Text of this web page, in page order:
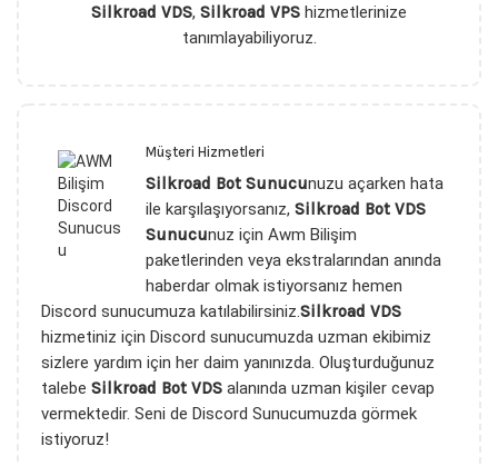
Silkroad VDS, Silkroad VPS hizmetlerinize
tanımlayabiliyoruz.
Müşteri Hizmetleri
Silkroad Bot Sunucunuzu açarken hata
ile karşılaşıyorsanız, Silkroad Bot VDS
Sunucunuz için Awm Bilişim
paketlerinden veya ekstralarından anında
haberdar olmak istiyorsanız hemen
Discord sunucumuza katılabilirsiniz.Silkroad VDS
hizmetiniz için Discord sunucumuzda uzman ekibimiz
sizlere yardım için her daim yanınızda. Oluşturduğunuz
talebe Silkroad Bot VDS alanında uzman kişiler cevap
vermektedir. Seni de Discord Sunucumuzda görmek
istiyoruz!